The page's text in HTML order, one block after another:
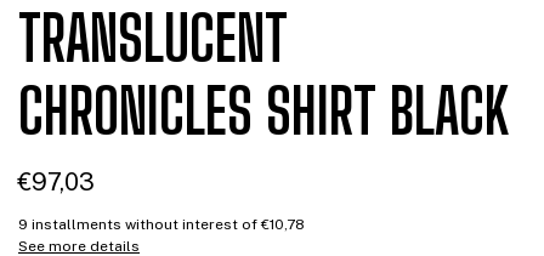
TRANSLUCENT
CHRONICLES SHIRT BLACK
€97,03
9 installments without interest of €10,78
See more details